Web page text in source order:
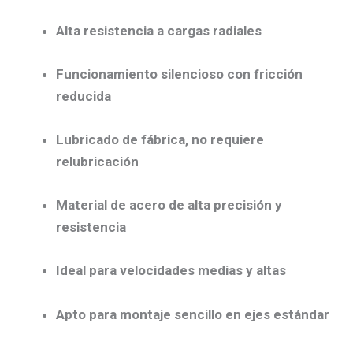
Alta resistencia a cargas radiales
Funcionamiento silencioso con fricción
reducida
Lubricado de fábrica, no requiere
relubricación
Material de acero de alta precisión y
resistencia
Ideal para velocidades medias y altas
Apto para montaje sencillo en ejes estándar